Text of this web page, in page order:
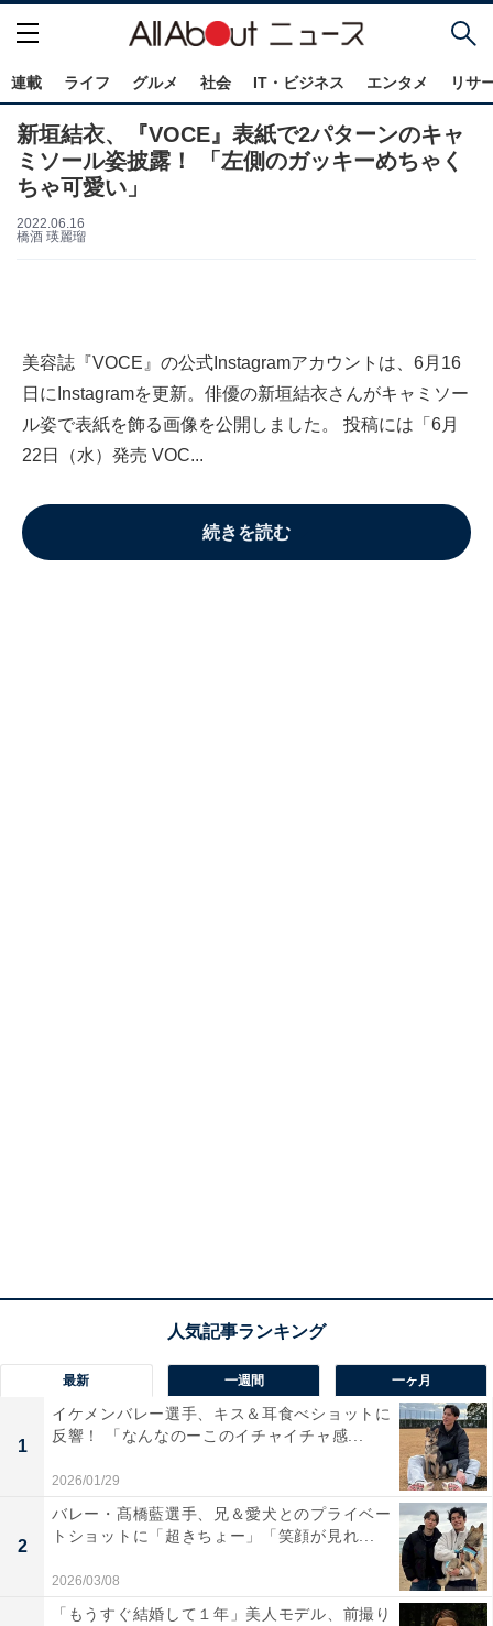
連載 ライフ グルメ 社会 IT・ビジネス エンタメ リサ
新垣結衣、『VOCE』表紙で2パターンのキャ
ミソール姿披露！ 「左側のガッキーめちゃく
ちゃ可愛い」
2022.06.16
橋酒 瑛麗瑠
美容誌『VOCE』の公式Instagramアカウントは、6月16
日にInstagramを更新。俳優の新垣結衣さんがキャミソー
ル姿で表紙を飾る画像を公開しました。 投稿には「6月
22日（水）発売 VOC...
続きを読む
最新 一週間 一ヶ月
1
イケメンバレー選手、キス＆耳食べショットに
反響！ 「なんなのーこのイチャイチャ感...
2026/01/29
2
バレー・髙橋藍選手、兄＆愛犬とのプライベー
トショットに「超きちょー」「笑顔が見れ...
2026/03/08
「もうすぐ結婚して１年」美人モデル、前撮り